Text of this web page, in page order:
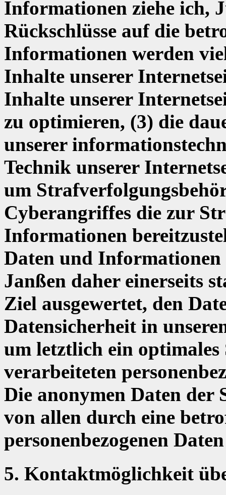
Informationen ziehe ich,
Rückschlüsse auf die
Informationen werden
Inhalte unserer
Inhalte unserer
zu optimieren, (3) die
unserer
Technik unserer
um
Cyberangriffes die zur
Informationen
Daten und
Janßen daher einerseits
Ziel ausgewertet, den
Datensicherheit in
um letztlich ein
verarbeiteten
Die anonymen Daten der
von allen durch eine
personenbezogenen
5. Kontaktmöglichkeit